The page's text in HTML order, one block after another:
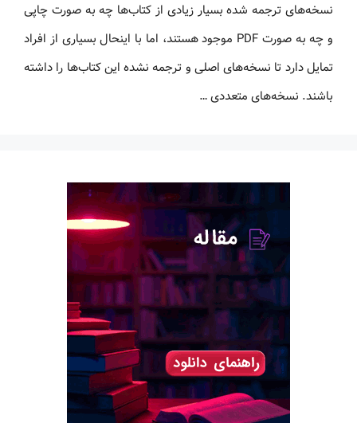
نسخه‌های ترجمه شده بسیار زیادی از کتاب‌ها چه به صورت چاپی
و چه به صورت PDF موجود هستند، اما با اینحال بسیاری از افراد
تمایل دارد تا نسخه‌های اصلی و ترجمه نشده این کتاب‌ها را داشته
باشند. نسخه‌های متعددی …